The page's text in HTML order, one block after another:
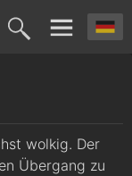
13. Aug. 14.
wolkig. Der
Übergang zu